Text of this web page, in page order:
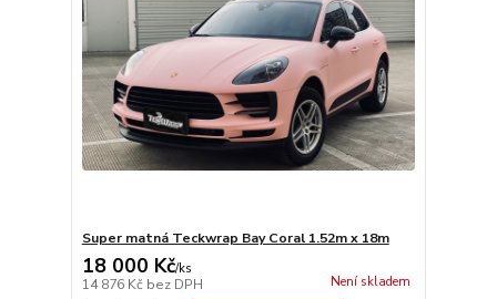
Super matná Teckwrap Bay Coral 1.52m x 18m
18 000 Kč/ks
14 876 Kč bez DPH Není skladem